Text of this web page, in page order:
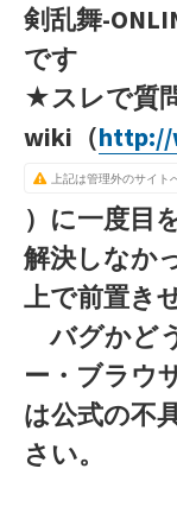
剣乱舞-
です
★スレで質
wiki（
上記は管理外のサイト
）に一度目
解決しなか
上で前置き
バグかど
ー・ブラウ
は公式の不
さい。